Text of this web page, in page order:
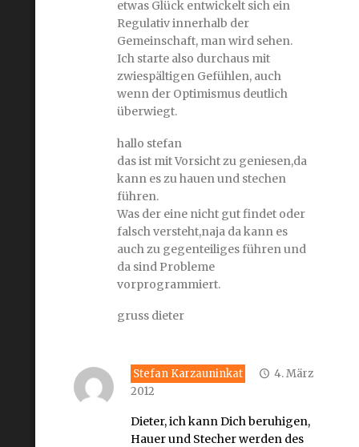
etwas Glück entwickelt sich ein
Regulativ innerhalb der
Gemeinschaft, man wird sehen.
Ich starte also durchaus mit
zwiespältigen Gefühlen, auch
wenn der Optimismus deutlich
überwiegt.
hallo stefan
das ist mit Vorsicht zu geniesen,da
kann es zu hauen und stechen
führen.
Was der eine nicht gut findet oder
falsch versteht,naja da kann es
auch zu gegenteiliges führen und
da sind Probleme
vorprogrammiert.
gruss dieter
Stefan Karzauninkat
4. März
2012
Dieter, ich kann Dich beruhigen,
Hauer und Stecher werden des